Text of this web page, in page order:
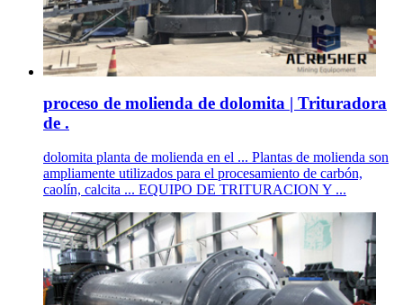
proceso de molienda de dolomita | Trituradora
de .
dolomita planta de molienda en el ... Plantas de molienda son
ampliamente utilizados para el procesamiento de carbón,
caolín, calcita ... EQUIPO DE TRITURACION Y ...